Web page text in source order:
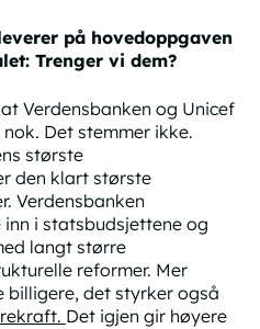
på hovedoppgaven
Trenger vi dem?
Verdensbanken og Unicef
Det stemmer ikke.
største
den klart største
Verdensbanken
i statsbudsjettene og
langt større
reformer. Mer
det styrker også
Det igjen gir høyere